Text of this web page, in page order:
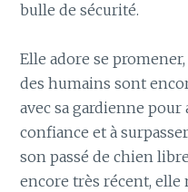
bulle de sécurité.
Elle adore se
des humains sont
avec sa gardienne
confiance et à
son passé de chien
encore très récent, elle